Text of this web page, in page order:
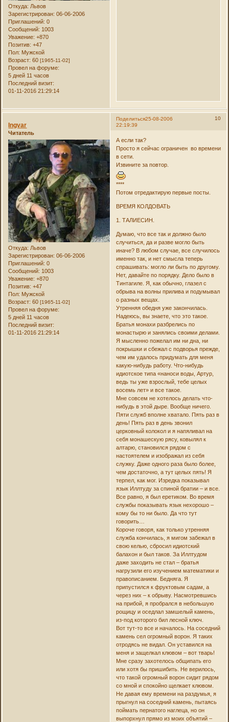
Откуда: Львов
Зарегистрирован: 06-06-2006
Приглашений: 0
Сообщений: 1003
Уважение: +870
Позитив: +47
Пол: Мужской
Возраст: 60[1965-11-02]
Провел на форуме:
5 дней 11 часов
Последний визит:
01-11-2016 21:29:14
Поделиться 10
25-08-2006
22:19:39
Ingvar
Читатель
Откуда: Львов
Зарегистрирован: 06-06-2006
Приглашений: 0
Сообщений: 1003
Уважение: +870
Позитив: +47
Пол: Мужской
Возраст: 60[1965-11-02]
Провел на форуме:
5 дней 11 часов
Последний визит:
01-11-2016 21:29:14
А если так?
Просто я сейчас ограничен во времени
в сети.
Извините за повтор.
****
Потом отредактирую первые посты.
ВРЕМЯ КОЛДОВАТЬ
1. ТАЛИЕСИН.
Думаю, что все так и должно было
случиться, да и разве могло быть
иначе? В любом случае, все случилось
именно так, и нет смысла теперь
спрашивать: могло ли быть по другому.
Нет, давайте по порядку. Дело было в
Тинтагиле. Я, как обычно, глазел с
обрыва на волны прилива и подумывал
о разных вещах.
Утренняя обедня уже закончилась.
Надеюсь, вы знаете, что это такое.
Братья монахи разбрелись по
монастырю и занялись своими делами.
Я мысленно пожелал им ни дна, ни
покрышки и сбежал с подворья прежде,
чем им удалось придумать для меня
какую-нибудь работу. Что-нибудь
идиотское типа «наноси воды, Артур,
ведь ты уже взрослый, тебе целых
восемь лет» и все такое.
Мне совсем не хотелось делать что-
нибудь в этой дыре. Вообще ничего.
Пяти служб вполне хватало. Пять раз в
день! Пять раз в день звонил
церковный колокол и я напяливал на
себя монашескую рясу, ковылял к
алтарю, становился рядом с
настоятелем и изображал из себя
служку. Даже одного раза было более,
чем достаточно, а тут целых пять! Я
терпел, как мог. Изредка показывал
язык Иллтуду за спиной братии – и все.
Все равно, я был еретиком. Во время
службы показывать язык нехорошо –
кому бы то ни было. Да что тут
говорить…
Короче говоря, как только утренняя
служба кончилась, я мигом забежал в
свою келью, сбросил идиотский
балахон и был таков. За Иллтудом
даже заходить не стал – братья
нагрузили его изучением математики и
правописанием. Бедняга. Я
припустился к фруктовым садам, а
через них – к обрыву. Насмотревшись
на прибой, я пробрался в небольшую
рощицу и оседлал замшелый камень,
из-под которого бил лесной ключ.
Вот тут-то все и началось. На соседний
камень сел огромный ворон. Я таких
отродясь не видал. Он уставился на
меня и защелкал клювом – вот тварь!
Мне сразу захотелось общипать его
или хотя бы пришибить. Не верилось,
что такой огромный ворон сидит рядом
со мной и спокойно щелкает клювом.
Не давая ему времени на раздумья, я
прыгнул на соседний камень, пытаясь
поймать пернатого наглеца, но он
выпорхнул прямо из моих объятий –